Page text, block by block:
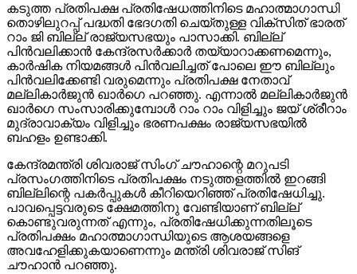
കടുത്ത പ്രതിപക്ഷ പ്രതിഷേധത്തിനിടെ മഹാത്മാഗാന്ധി
തൊഴിലുറപ്പ് പദ്ധതി ഭേദഗതി ചെയ്തുള്ള വിക്‌സിത് ഭാരത്
റാം ജി ബില്ല് രാജ്യസഭയും പാസാക്കി. ബില്ല്
പിന്‍വലിക്കാന്‍ കേന്ദ്രസര്‍ക്കാര്‍ തയ്യാറാക്കണമെന്നും,
കാര്‍ഷിക നിയമങ്ങള്‍ പിന്‍വലിച്ചത് പോലെ ഈ ബില്ലും
പിന്‍വലിക്കേണ്ടി വരുമെന്നും പ്രതിപക്ഷ നേതാവ്
മല്ലികാര്‍ജുന്‍ ഖാര്‍ഗെ പറഞ്ഞു. എന്നാല്‍ മല്ലികാര്‍ജുന്‍
ഖാര്‍ഗെ സംസാരിക്കുമ്പോള്‍ റാം റാം വിളിച്ചും ജയ് ശ്രീറാം
മുദ്രാവാക്യം വിളിച്ചും ഭരണപക്ഷം രാജ്യസഭയില്‍
ബഹളം ഉണ്ടാക്കി.
കേന്ദ്രമന്ത്രി ശിവരാജ് സിംഗ് ചൗഹാന്റെ മറുപടി
പ്രസംഗത്തിനിടെ പ്രതിപക്ഷം നടുത്തളത്തില്‍ ഇറങ്ങി
ബില്ലിന്റെ പകര്‍പ്പുകള്‍ കീറിയെറിഞ്ഞ് പ്രതിഷേധിച്ചു.
പാവപ്പെട്ടവരുടെ ക്ഷേമത്തിനു വേണ്ടിയാണ് ബില്ല്
കൊണ്ടുവരുന്നത് എന്നും, പ്രതിഷേധിക്കുന്നതിലൂടെ
പ്രതിപക്ഷം മഹാത്മാഗാന്ധിയുടെ ആശയങ്ങളെ
അവഹേളിക്കുകയാണെന്നും മന്ത്രി ശിവരാജ് സിങ്
ചൗഹാന്‍ പറഞ്ഞു.